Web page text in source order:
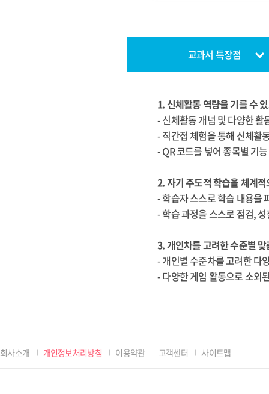
교과서 특장점
1. 신체활동 역량을 기를 수
- 신체활동 개념 및 다양한
- 직간접 체험을 통해 신체활
- QR 코드를 넣어 종목별 기
2. 자기 주도적 학습을 체계
- 학습자 스스로 학습 내용을
- 학습 과정을 스스로 점검,
3. 개인차를 고려한 수준별
- 개인별 수준차를 고려한 다
- 다양한 게임 활동으로 소외
회사소개 개인정보처리방침 이용약관 고객센터 사이트맵